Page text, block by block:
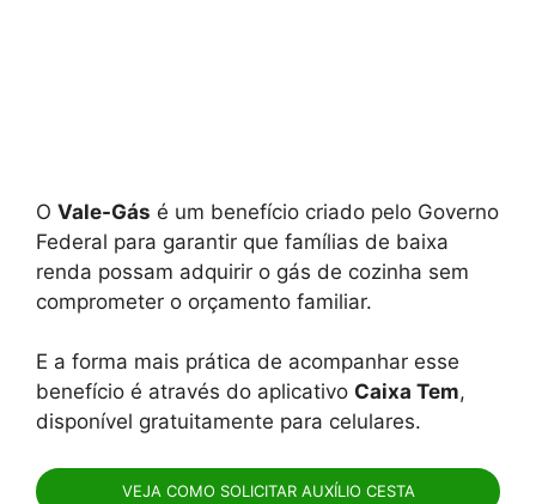
O Vale-Gás é um benefício criado pelo Governo
Federal para garantir que famílias de baixa
renda possam adquirir o gás de cozinha sem
comprometer o orçamento familiar.
E a forma mais prática de acompanhar esse
benefício é através do aplicativo Caixa Tem,
disponível gratuitamente para celulares.
VEJA COMO SOLICITAR AUXÍLIO CESTA